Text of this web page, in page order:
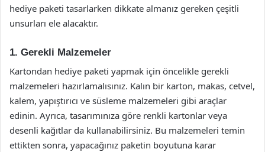
hediye paketi tasarlarken dikkate almanız gereken çeşitli
unsurları ele alacaktır.
1. Gerekli Malzemeler
Kartondan hediye paketi yapmak için öncelikle gerekli
malzemeleri hazırlamalısınız. Kalın bir karton, makas, cetvel,
kalem, yapıştırıcı ve süsleme malzemeleri gibi araçlar
edinin. Ayrıca, tasarımınıza göre renkli kartonlar veya
desenli kağıtlar da kullanabilirsiniz. Bu malzemeleri temin
ettikten sonra, yapacağınız paketin boyutuna karar